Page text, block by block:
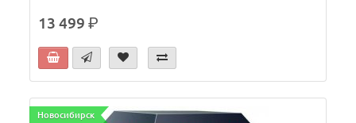
13 499р.
Новосибирск